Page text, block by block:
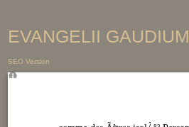
EVANGELII
SEO Version